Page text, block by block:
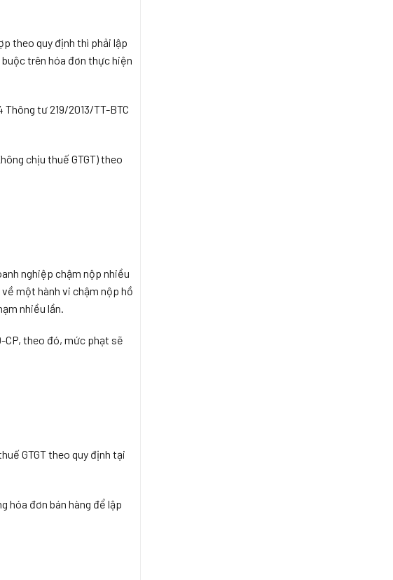
theo quy định thì phải lập
trên hóa đơn thực hiện
tư 219/2013/TT-BTC
chịu thuế GTGT) theo
nghiệp chậm nộp nhiều
một hành vi chậm nộp hồ
nhiều lần.
theo đó, mức phạt sẽ
GTGT theo quy định tại
hóa đơn bán hàng để lập